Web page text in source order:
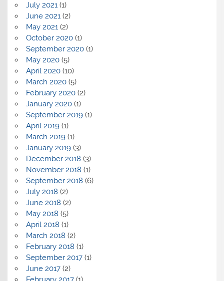
July 2021(1)
June 2021(2)
May 2021(2)
October 2020(1)
September 2020(1)
May 2020(5)
April 2020(10)
March 2020(5)
February 2020(2)
January 2020(1)
September 2019(1)
April 2019(1)
March 2019(1)
January 2019(3)
December 2018 (3)
November 2018 (1)
September 2018 (6)
July 2018 (2)
June 2018 (2)
May 2018 (5)
April 2018 (1)
March 2018 (2)
February 2018 (1)
September 2017(1)
June 2017(2)